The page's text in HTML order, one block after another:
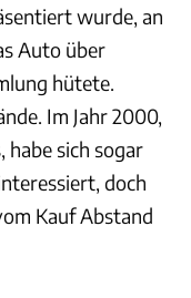
wurde, an
Auto über
hütete.
Im Jahr 2000,
habe sich sogar
doch
Kauf Abstand